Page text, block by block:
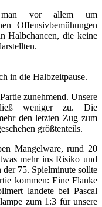
vor allem um
Offensivbemühungen
Halbchancen, die keine
in die Halbzeitpause.
zunehmend. Unsere
weniger zu. Die
den letzten Zug zum
größtenteils.
Mangelware, rund 20
mehr ins Risiko und
75. Spielminute sollte
kommen: Eine Flanke
landete bei Pascal
zum 1:3 für unsere